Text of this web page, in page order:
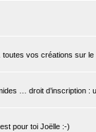
vos créations sur le
… droit d’inscription :
pour toi Joëlle :-)